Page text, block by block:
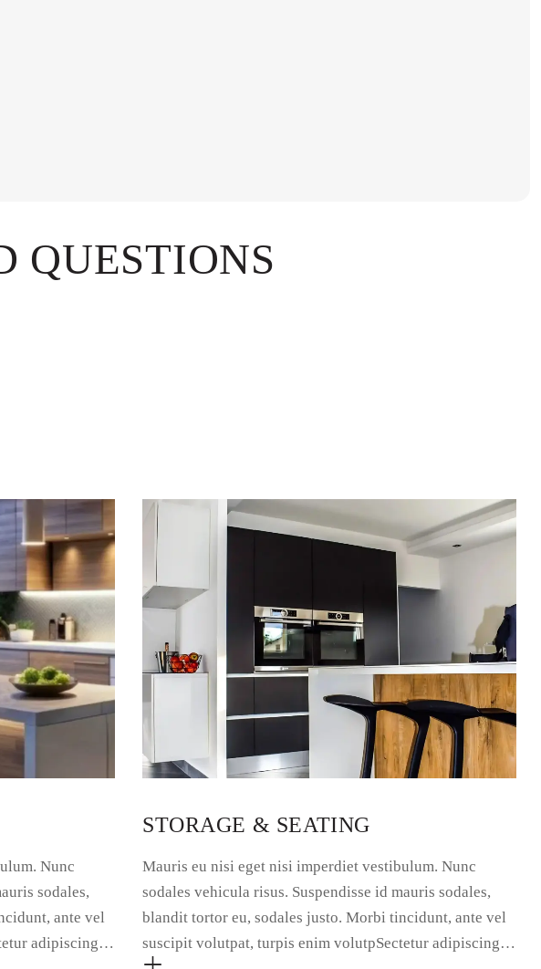
QUESTIONS
Nunc
sodales,
ante vel
adipiscing…
STORAGE & SEATING
Mauris eu nisi eget nisi imperdiet vestibulum. Nunc
sodales vehicula risus. Suspendisse id mauris sodales,
blandit tortor eu, sodales justo. Morbi tincidunt, ante vel
suscipit volutpat, turpis enim volutpSectetur adipiscing…